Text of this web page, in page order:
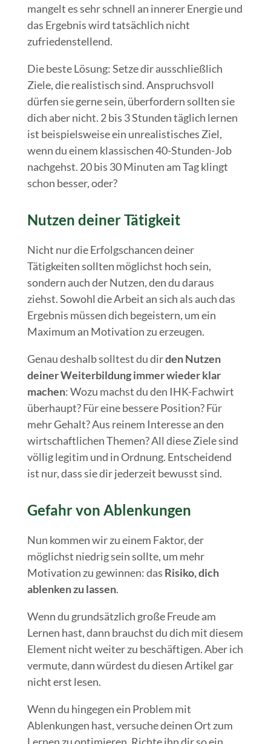
mangelt es sehr schnell an innerer Energie und
das Ergebnis wird tatsächlich nicht
zufriedenstellend.
Die beste Lösung: Setze dir ausschließlich
Ziele, die realistisch sind. Anspruchsvoll
dürfen sie gerne sein, überfordern sollten sie
dich aber nicht. 2 bis 3 Stunden täglich lernen
ist beispielsweise ein unrealistisches Ziel,
wenn du einem klassischen 40-Stunden-Job
nachgehst. 20 bis 30 Minuten am Tag klingt
schon besser, oder?
Nutzen deiner Tätigkeit
Nicht nur die Erfolgschancen deiner
Tätigkeiten sollten möglichst hoch sein,
sondern auch der Nutzen, den du daraus
ziehst. Sowohl die Arbeit an sich als auch das
Ergebnis müssen dich begeistern, um ein
Maximum an Motivation zu erzeugen.
Genau deshalb solltest du dirden Nutzen
deiner Weiterbildung immer wieder klar
machen: Wozu machst du den IHK-Fachwirt
überhaupt? Für eine bessere Position? Für
mehr Gehalt? Aus reinem Interesse an den
wirtschaftlichen Themen? All diese Ziele sind
völlig legitim und in Ordnung. Entscheidend
ist nur, dass sie dir jederzeit bewusst sind.
Gefahr von Ablenkungen
Nun kommen wir zu einem Faktor, der
möglichst niedrig sein sollte, um mehr
Motivation zu gewinnen: das Risiko, dich
ablenken zu lassen.
Wenn du grundsätzlich große Freude am
Lernen hast, dann brauchst du dich mit diesem
Element nicht weiter zu beschäftigen. Aber ich
vermute, dann würdest du diesen Artikel gar
nicht erst lesen.
Wenn du hingegen ein Problem mit
Ablenkungen hast, versuche deinen Ort zum